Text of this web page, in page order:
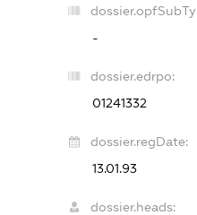
-
dossier.edrpo:
01241332
dossier.regDate:
13.01.93
dossier.heads: